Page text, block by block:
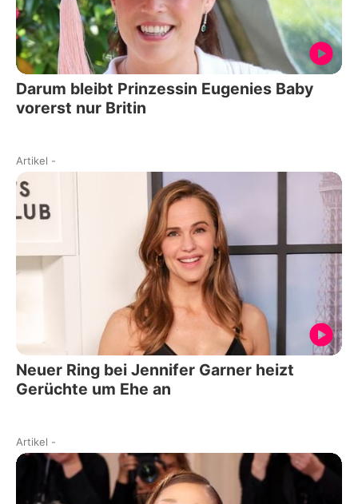
Darum bleibt Prinzessin Eugenies Baby
vorerst nur Britin
Artikel -
Neuer Ring bei Jennifer Garner heizt
Gerüchte um Ehe an
Artikel -